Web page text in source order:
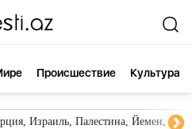
Происшествие Культура
Израиль, Палестина, Йемен,